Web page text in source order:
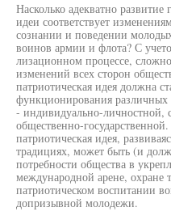
Насколько адекватно развитие
идеи соответствует
сознании и поведении
воинов армии и флота? С
лизационном процессе,
изменений всех сторон
патриотическая идея должна
функционирования различных
- индивидуально-личностной,
общественно-
патриотическая идея,
традициях, может быть (и
потребности общества в
международной арене, охране
патриотическом воспитании
допризывной молодежи.